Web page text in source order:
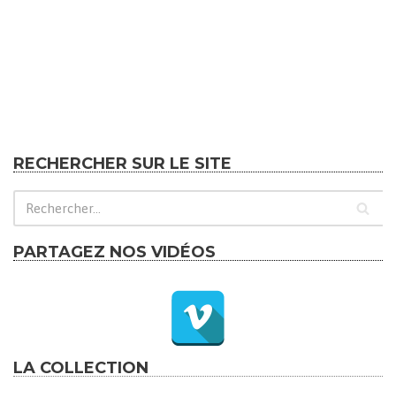
RECHERCHER SUR LE SITE
PARTAGEZ NOS VIDÉOS
LA COLLECTION